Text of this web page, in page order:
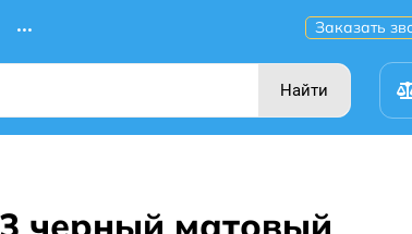
Заказать
Найти
черный матовый